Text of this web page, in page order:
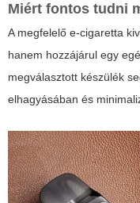
Miért fontos tudni
A megfelelő e-cigaretta
hanem hozzájárul egy
megválasztott készülék
elhagyásában és